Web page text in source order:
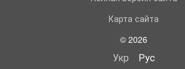
Карта сайта
© 2026
Укр Рус